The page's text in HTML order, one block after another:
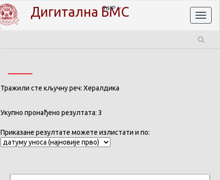
Дигитална БМС
ЋИР
Тражили сте кључну реч: Хералдика
Укупно пронађено резултата: 3
Приказане резултате можете излистати и по: